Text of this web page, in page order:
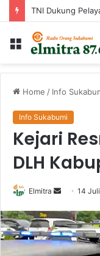
Menu
Home / Info
Info Sukabumi
Kejari
DLH
Elmitra
Send
email
14